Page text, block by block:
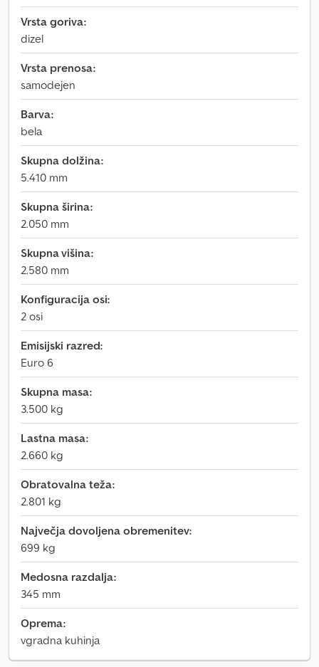
Vrsta goriva:
dizel
Vrsta prenosa:
samodejen
Barva:
bela
Skupna dolžina:
5.410 mm
Skupna širina:
2.050 mm
Skupna višina:
2.580 mm
Konfiguracija osi:
2 osi
Emisijski razred:
Euro 6
Skupna masa:
3.500 kg
Lastna masa:
2.660 kg
Obratovalna teža:
2.801 kg
Največja dovoljena obremenitev:
699 kg
Medosna razdalja:
345 mm
Oprema:
vgradna kuhinja